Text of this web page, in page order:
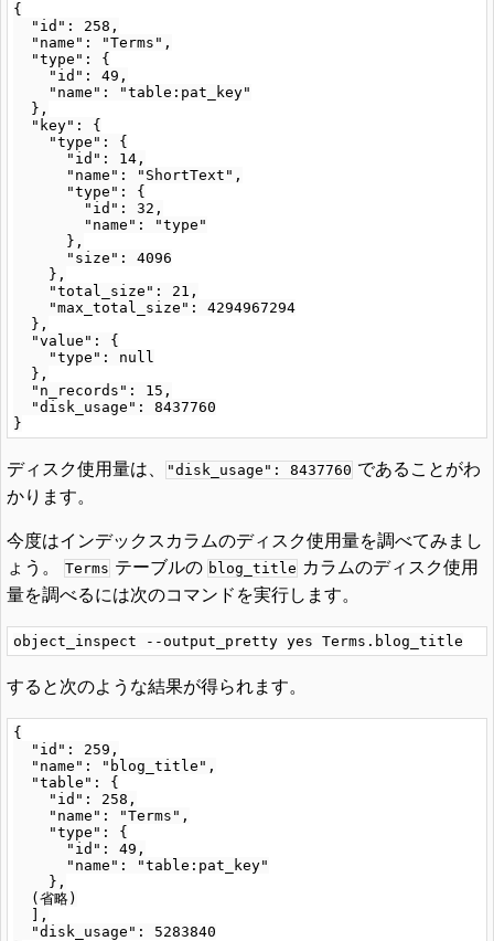
{
  "id": 258,
  "name": "Terms",
  "type": {
    "id": 49,
    "name": "table:pat_key"
  },
  "key": {
    "type": {
      "id": 14,
      "name": "ShortText",
      "type": {
        "id": 32,
        "name": "type"
      },
      "size": 4096
    },
    "total_size": 21,
    "max_total_size": 4294967294
  },
  "value": {
    "type": null
  },
  "n_records": 15,
  "disk_usage": 8437760
ディスク使用量は、 "disk_usage": 8437760 であることがわ
かります。
今度はインデックスカラムのディスク使用量を調べてみまし
ょう。
Terms テーブルの blog_title カラムのディスク使用
量を調べるには次のコマンドを実行します。
すると次のような結果が得られます。
{
  "id": 259,
  "name": "blog_title",
  "table": {
    "id": 258,
    "name": "Terms",
    "type": {
      "id": 49,
      "name": "table:pat_key"
    },
  (省略)
  ],
  "disk_usage": 5283840